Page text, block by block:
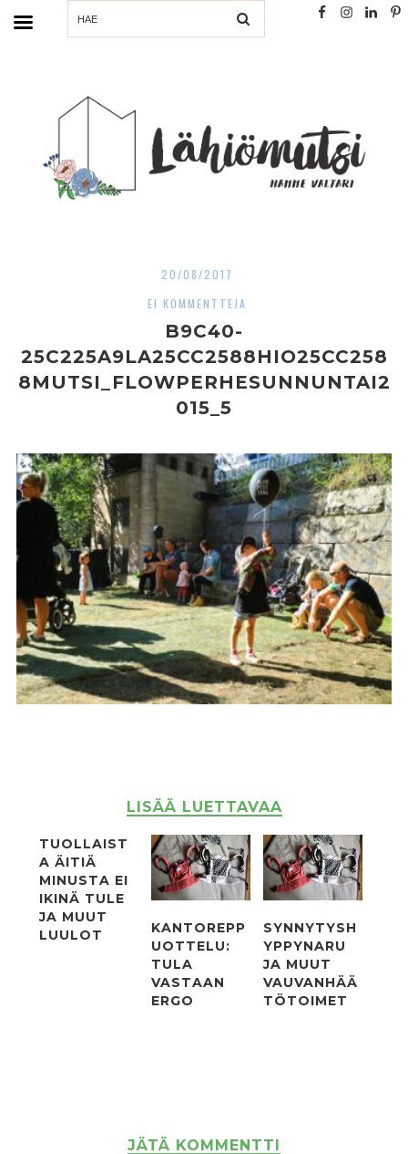
SEARCH
20/08/2017
EI KOMMENTTEJA
B9C40-
25C225A9LA25CC2588HIO25CC258
8MUTSI_FLOWPERHESUNNUNTAI2
015_5
LISÄÄ LUETTAVAA
TUOLLAIST
A ÄITIÄ
MINUSTA EI
IKINÄ TULE
JA MUUT
LUULOT
KANTOREPP
UOTTELU:
TULA
VASTAAN
ERGO
SYNNYTYSH
YPPYNARU
JA MUUT
VAUVANHÄÄ
TÖTOIMET
JÄTÄ KOMMENTTI